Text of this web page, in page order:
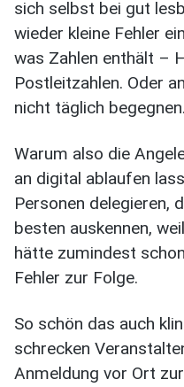
sich selbst bei gut
wieder kleine Fehler
was Zahlen enthält –
Postleitzahlen. Oder
nicht täglich begegnen.
Warum also die
an digital ablaufen
Personen delegieren,
besten auskennen,
hätte zumindest
Fehler zur Folge.
So schön das auch
schrecken
Anmeldung vor Ort